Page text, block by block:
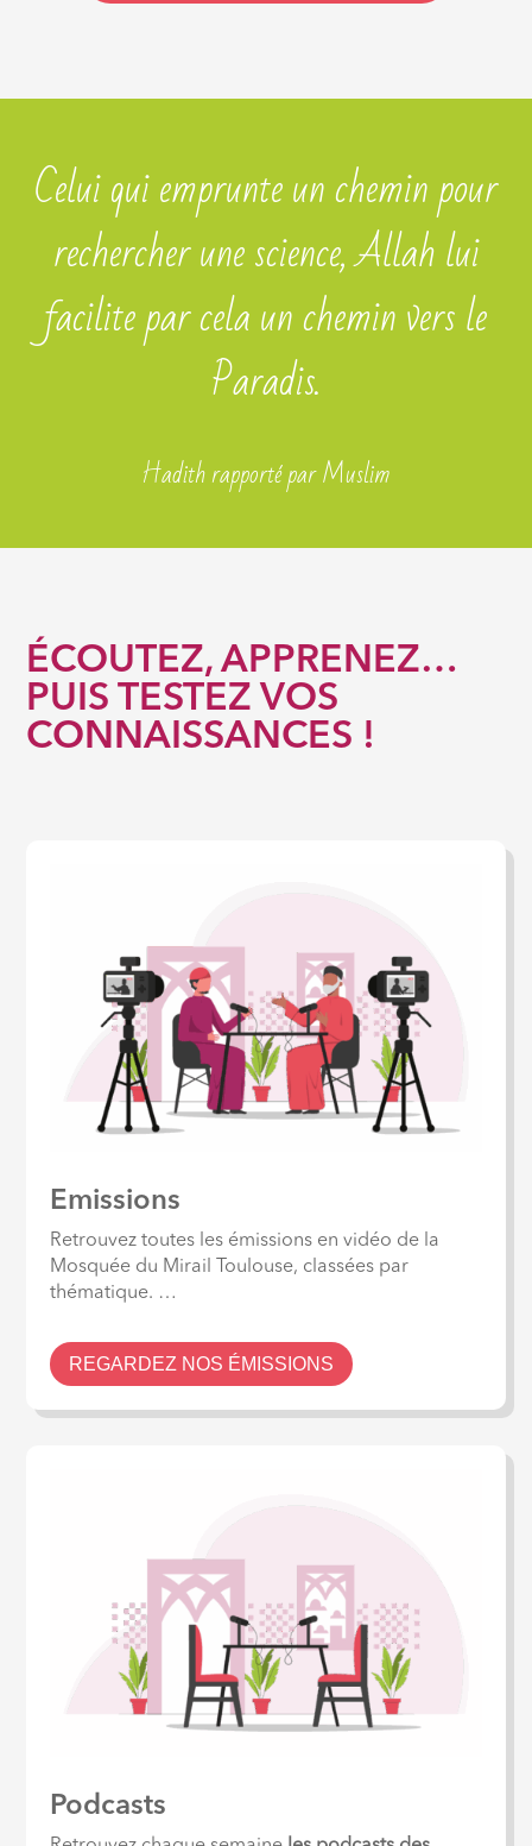
Celui qui emprunte un chemin pour
rechercher une science, Allah lui
facilite par cela un chemin vers le
Paradis.
Hadith rapporté par Muslim
ÉCOUTEZ, APPRENEZ…
PUIS TESTEZ VOS
CONNAISSANCES !
Emissions
Retrouvez toutes les émissions en vidéo de la
Mosquée du Mirail Toulouse, classées par
thématique. …
REGARDEZ NOS ÉMISSIONS
Podcasts